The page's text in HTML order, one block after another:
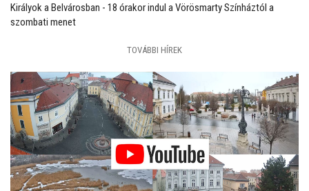
Királyok a Belvárosban - 18 órakor indul a Vörösmarty Színháztól a
szombati menet
TOVÁBBI HÍREK